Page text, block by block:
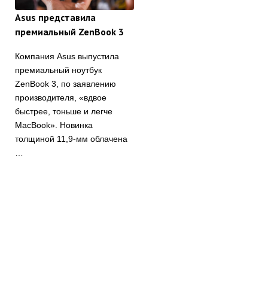
Asus представила
премиальный ZenBook 3
Компания Asus выпустила
премиальный ноутбук
ZenBook 3, по заявлению
производителя, «вдвое
быстрее, тоньше и легче
MacBook». Новинка
толщиной 11,9-мм облачена